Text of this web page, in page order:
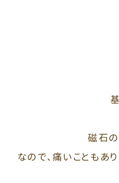
磁石
なので、痛いこともあ